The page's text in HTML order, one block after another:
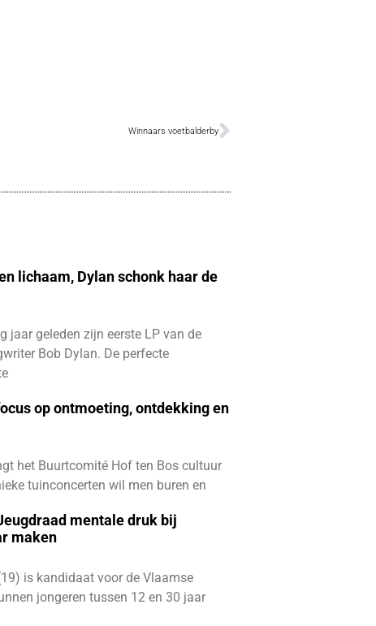
Winnaars voetbalderby
lichaam, Dylan schonk haar de
jaar geleden zijn eerste LP van de
Bob Dylan. De perfecte
op ontmoeting, ontdekking en
het Buurtcomité Hof ten Bos cultuur
tuinconcerten wil men buren en
mentale druk bij
maken
is kandidaat voor de Vlaamse
jongeren tussen 12 en 30 jaar